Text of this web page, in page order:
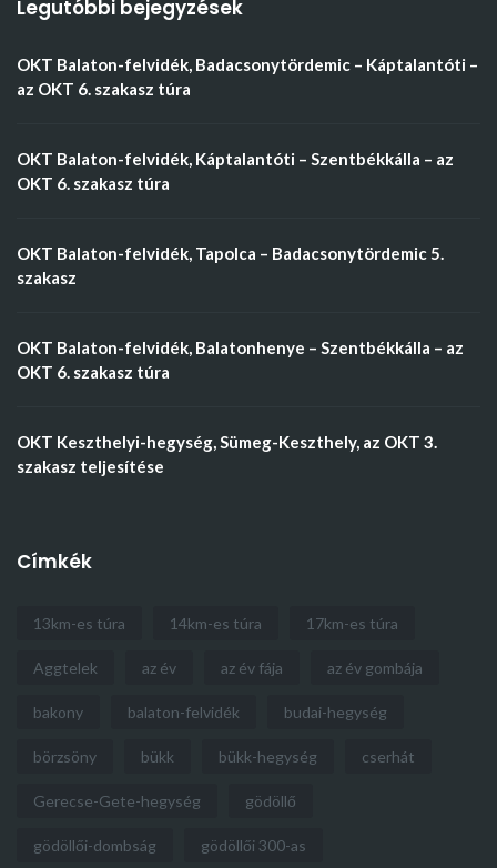
Legutóbbi bejegyzések
OKT Balaton-felvidék, Badacsonytördemic – Káptalantóti –
az OKT 6. szakasz túra
OKT Balaton-felvidék, Káptalantóti – Szentbékkálla – az
OKT 6. szakasz túra
OKT Balaton-felvidék, Tapolca – Badacsonytördemic 5.
szakasz
OKT Balaton-felvidék, Balatonhenye – Szentbékkálla – az
OKT 6. szakasz túra
OKT Keszthelyi-hegység, Sümeg-Keszthely, az OKT 3.
szakasz teljesítése
Címkék
13km-es túra 14km-es túra 17km-es túra
Aggtelek az év az év fája az év gombája
bakony balaton-felvidék budai-hegység
börzsöny bükk bükk-hegység cserhát
Gerecse-Gete-hegység gödöllő
gödöllői-dombság gödöllői 300-as